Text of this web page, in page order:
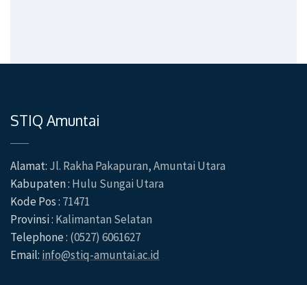
STIQ Amuntai
Alamat: Jl. Rakha Pakapuran, Amuntai Utara
Kabupaten : Hulu Sungai Utara
Kode Pos : 71471
Provinsi : Kalimantan Selatan
Telephone : (0527) 6061627
Email: info@stiq-amuntai.ac.id